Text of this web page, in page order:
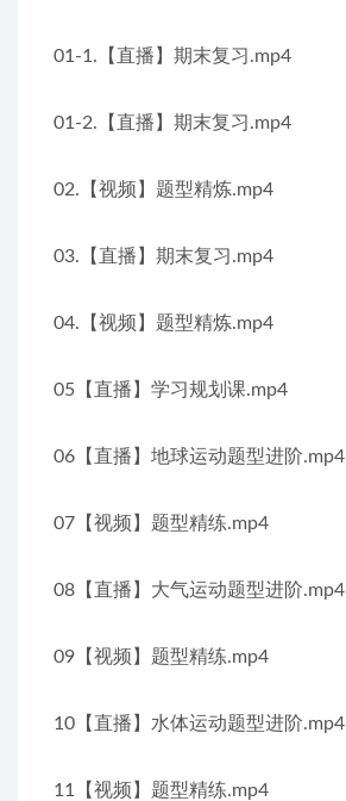
01-1.【直播】期末复习.mp4
01-2.【直播】期末复习.mp4
02.【视频】题型精炼.mp4
03.【直播】期末复习.mp4
04.【视频】题型精炼.mp4
05【直播】学习规划课.mp4
06【直播】地球运动题型进阶.mp4
07【视频】题型精练.mp4
08【直播】大气运动题型进阶.mp4
09【视频】题型精练.mp4
10【直播】水体运动题型进阶.mp4
11【视频】题型精练.mp4